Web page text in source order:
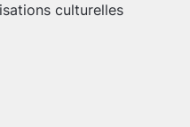
culturelles